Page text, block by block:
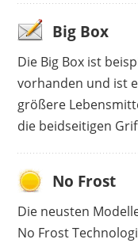
Big Box
Die Big Box ist
vorhanden und ist
größere
die beidseitigen
No Frost
Die neusten
No Frost